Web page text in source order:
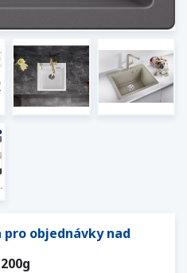
pro objednávky nad